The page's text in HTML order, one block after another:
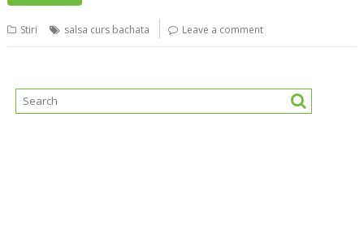
Stiri salsa curs bachata Leave a comment